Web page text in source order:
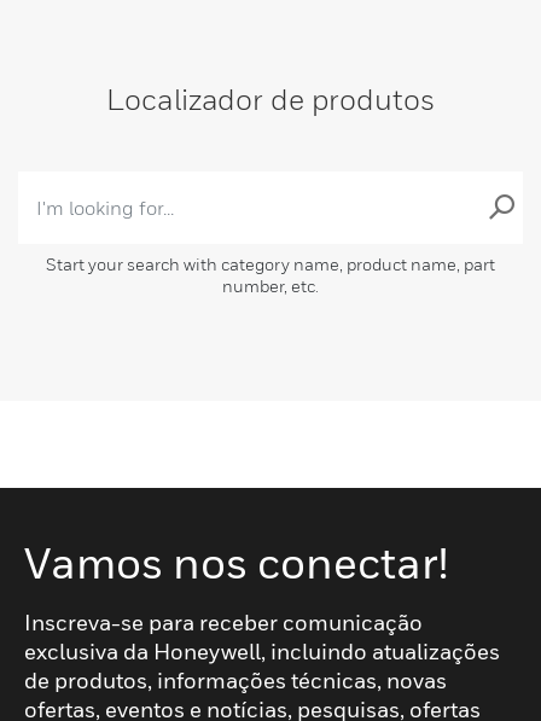
Localizador de produtos
Start your search with category name, product name, part
number, etc.
Vamos nos conectar!
Inscreva-se para receber comunicação
exclusiva da Honeywell, incluindo atualizações
de produtos, informações técnicas, novas
ofertas, eventos e notícias, pesquisas, ofertas